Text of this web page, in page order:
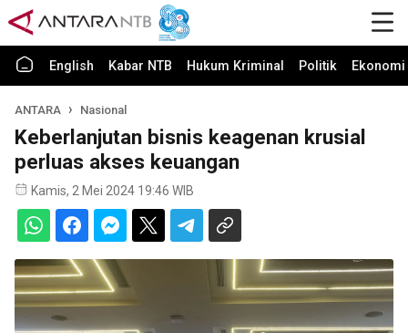
English Kabar NTB Hukum Kriminal Politik
ANTARA Nasional
Keberlanjutan bisnis keagenan krusial
perluas akses keuangan
Kamis, 2 Mei 2024 19:46 WIB